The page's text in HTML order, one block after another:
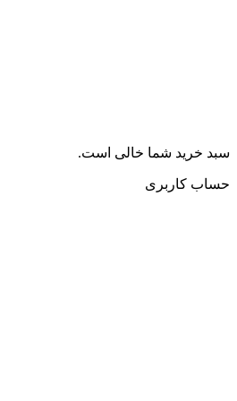
سبد خرید شما خالی است.
حساب کاربری